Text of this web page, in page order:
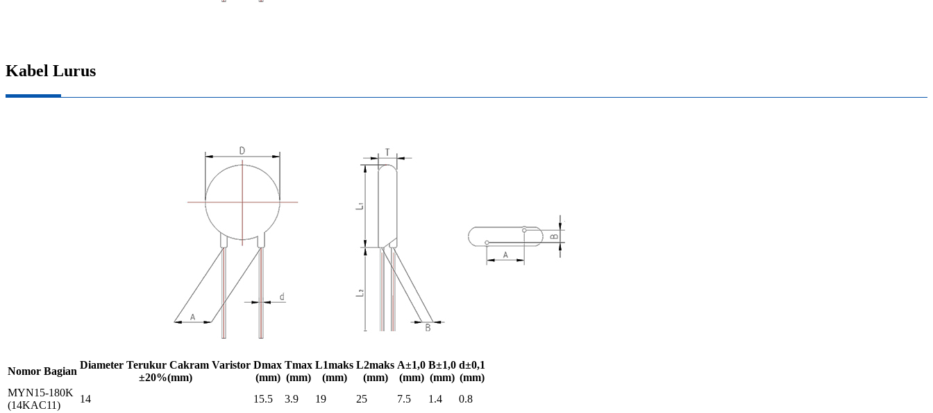
Kabel Lurus
Nomor Bagian
Diameter Terukur Cakram Varistor
±20%(mm)
Dmax
(mm)
Tmax
(mm)
L1maks
(mm)
L2maks
(mm)
A±1,0
(mm)
B±1,0
(mm)
d±0,1
(mm)
MYN15-180K
(14KAC11)
14 15.5 3.9 19 25 7.5 1.4
0.8